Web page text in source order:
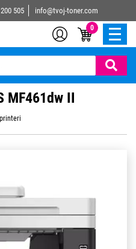
505 info@tvoj-toner.com
0
MF461dw II